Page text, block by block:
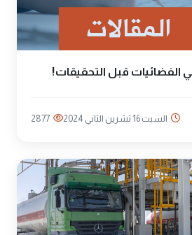
الفضائيات قبل التحقيقات!
السبت 16 تشرين الثاني 2024 2877